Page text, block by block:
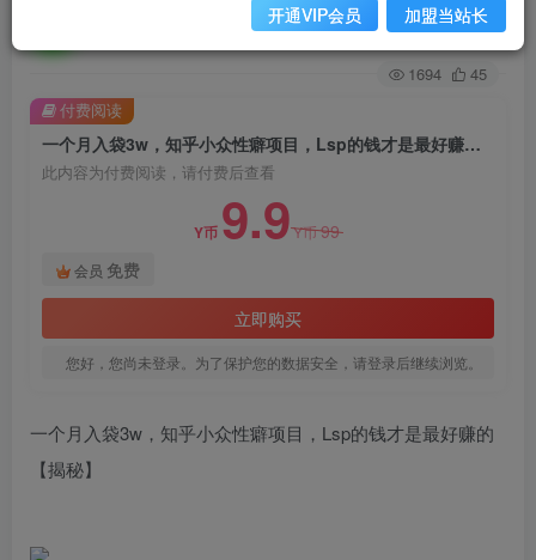
关注
1694 45
一个月入袋3w，知乎小众性癖项目，Lsp的钱才是最好赚的【揭秘】
此内容为付费阅读，请付费后查看
Y币 9.9Y币99
会员 免费
立即购买
您好，您尚未登录。为了保护您的数据安全，请登录后继续浏览。
付费阅读
一个月入袋3w，知乎小众性癖项目，Lsp的钱才是最好赚的
【揭秘】
开通VIP会员 加盟当站长